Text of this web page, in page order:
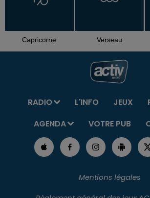
Capricorne Verseau
RADIO L'INFO JEUX
AGENDA
VOTRE PUB
Mentions légales